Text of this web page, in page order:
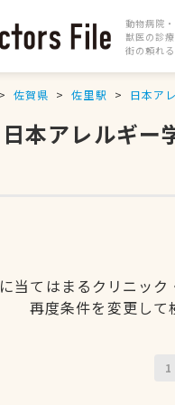
動物病院
獣医の診
街の頼れ
佐賀県 佐里駅 日本ア
本アレルギー
当てはまるクリニック
再度条件を変更して
1